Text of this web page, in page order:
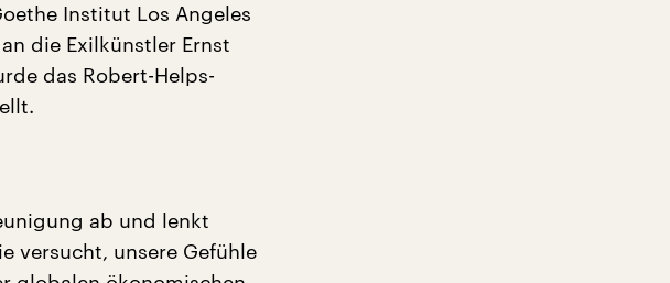
Institut Los Angeles
die Exilkünstler Ernst
das Robert-Helps-
ab und lenkt
versucht, unsere Gefühle